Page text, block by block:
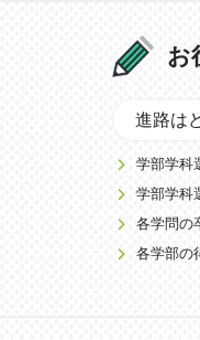
お
進路は
学部学科
学部学科
各学問の
各学部の